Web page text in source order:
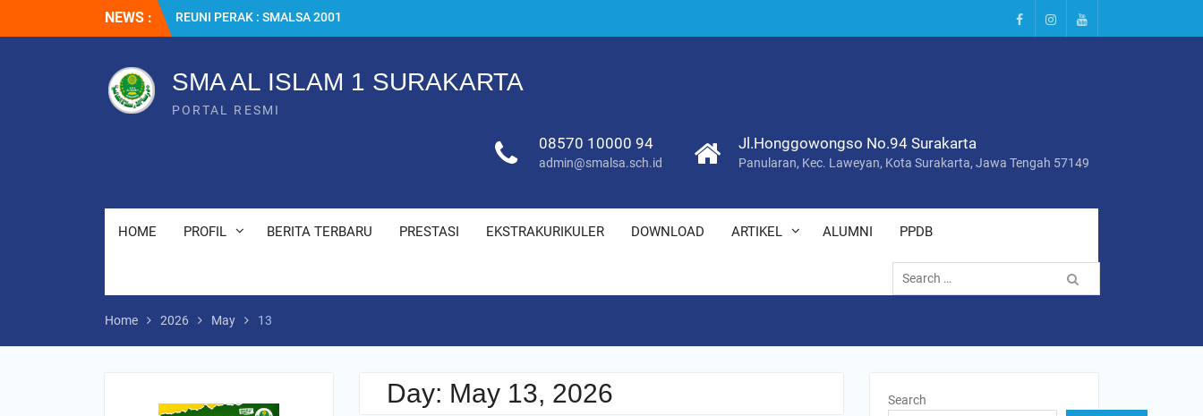
NEWS :
SMALSA : Terbanyak Diterima di Jalur
SNBT 2026
FB IG YT
SMA AL ISLAM 1 SURAKARTA
PORTAL RESMI
08570 10000 94
admin@smalsa.sch.id
Jl.Honggowongso No.94 Surakarta
Panularan, Kec. Laweyan, Kota Surakarta, Jawa Tengah 57149
HOME PROFIL BERITA TERBARU PRESTASI EKSTRAKURIKULER DOWNLOAD ARTIKEL ALUMNI PPDB
Search
for:
Home 2026 May 13
Day: May 13, 2026 Search